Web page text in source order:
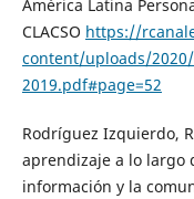
América Latina
CLACSO https://
content/uploads/
2019.pdf#page=52
Rodríguez Izquierdo,
aprendizaje a lo largo
información y la